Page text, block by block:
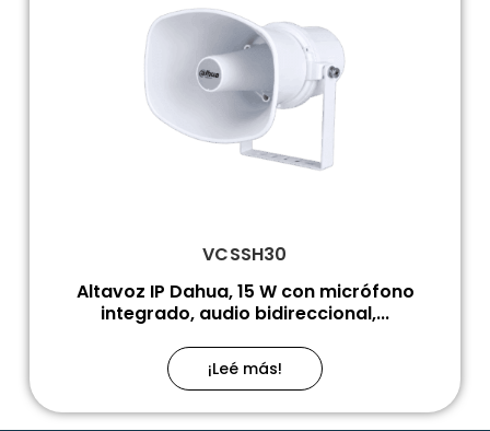
VCSSH30
Altavoz IP Dahua, 15 W con micrófono
integrado, audio bidireccional,...
¡Leé más!